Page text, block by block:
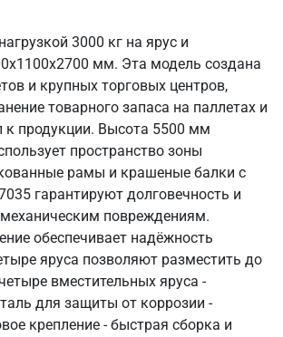
3000 кг на ярус и
мм. Эта модель создана
и крупных торговых центров,
товарного запаса на паллетах и
к продукции. Высота 5500 мм
пространство зоны
рамы и крашеные балки с
гарантируют долговечность и
повреждениям.
обеспечивает надёжность
яруса позволяют разместить до
вместительных яруса -
для защиты от коррозии -
крепление - быстрая сборка и